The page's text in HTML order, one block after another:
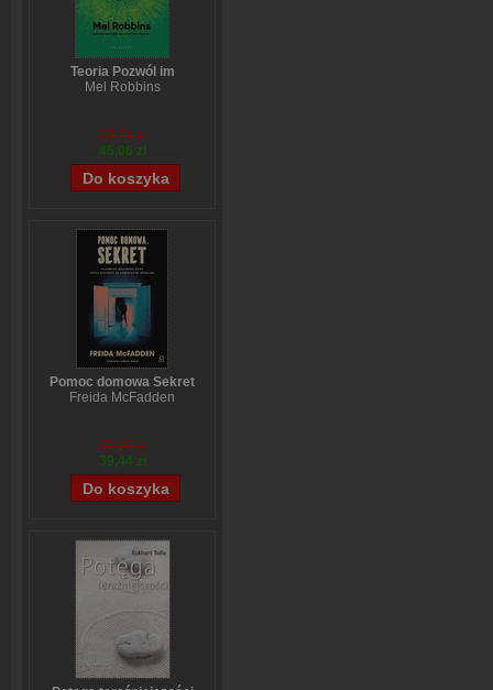
Teoria Pozwól im
Mel Robbins
59,74 zł
45,06 zł
Pomoc domowa Sekret
Freida McFadden
52,25 zł
39,44 zł